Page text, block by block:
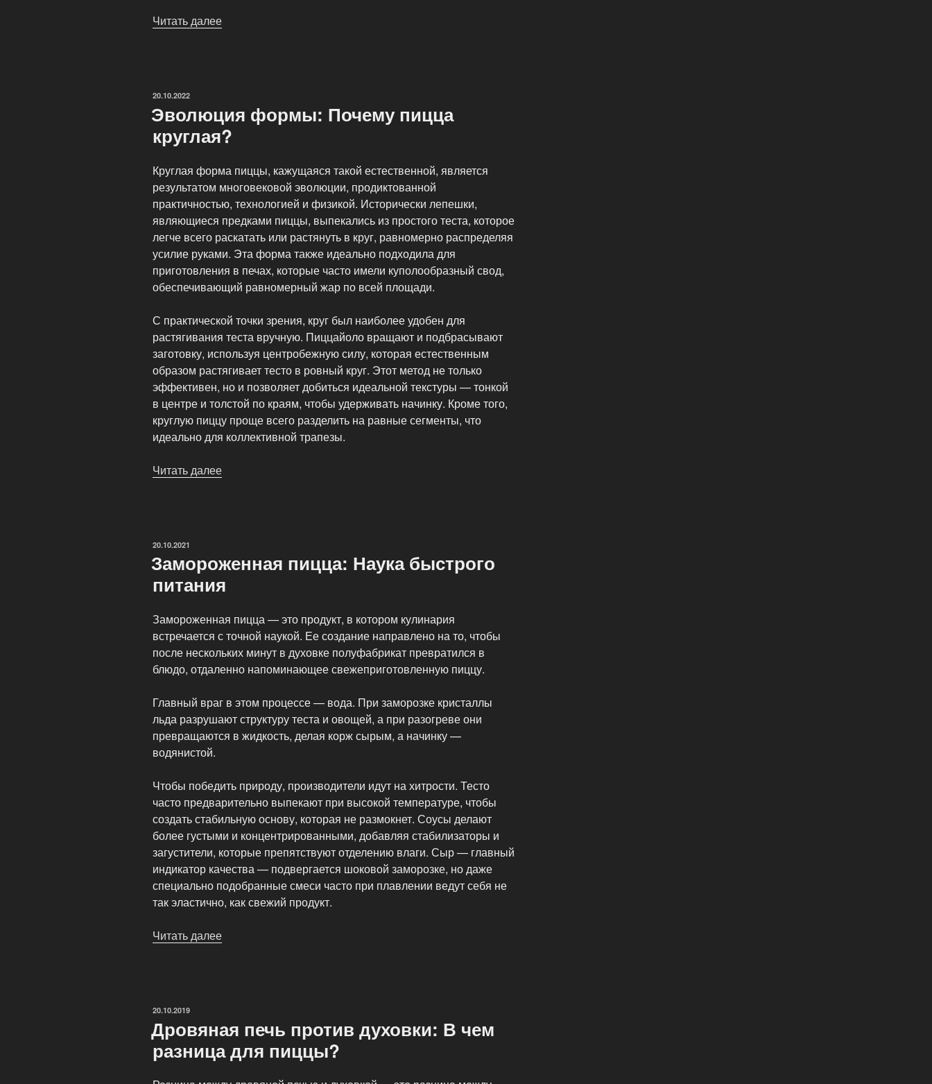
Читать далее
животных
продуктов»
ОПУБЛИКОВАНО
20.10.2022
Эволюция формы: Почему пицца
круглая?
Круглая форма пиццы, кажущаяся такой естественной, является
результатом многовековой эволюции, продиктованной
практичностью, технологией и физикой. Исторически лепешки,
являющиеся предками пиццы, выпекались из простого теста, которое
легче всего раскатать или растянуть в круг, равномерно распределяя
усилие руками. Эта форма также идеально подходила для
приготовления в печах, которые часто имели куполообразный свод,
обеспечивающий равномерный жар по всей площади.
С практической точки зрения, круг был наиболее удобен для
растягивания теста вручную. Пиццайоло вращают и подбрасывают
заготовку, используя центробежную силу, которая естественным
образом растягивает тесто в ровный круг. Этот метод не только
эффективен, но и позволяет добиться идеальной текстуры — тонкой
в центре и толстой по краям, чтобы удерживать начинку. Кроме того,
круглую пиццу проще всего разделить на равные сегменты, что
идеально для коллективной трапезы.
Читать далее
ОПУБЛИКОВАНО
20.10.2021
Замороженная пицца: Наука быстрого
питания
Замороженная пицца — это продукт, в котором кулинария
встречается с точной наукой. Ее создание направлено на то, чтобы
после нескольких минут в духовке полуфабрикат превратился в
блюдо, отдаленно напоминающее свежеприготовленную пиццу.
Главный враг в этом процессе — вода. При заморозке кристаллы
льда разрушают структуру теста и овощей, а при разогреве они
превращаются в жидкость, делая корж сырым, а начинку —
водянистой.
Чтобы победить природу, производители идут на хитрости. Тесто
часто предварительно выпекают при высокой температуре, чтобы
создать стабильную основу, которая не размокнет. Соусы делают
более густыми и концентрированными, добавляя стабилизаторы и
загустители, которые препятствуют отделению влаги. Сыр — главный
индикатор качества — подвергается шоковой заморозке, но даже
специально подобранные смеси часто при плавлении ведут себя не
так эластично, как свежий продукт.
Читать далее
ОПУБЛИКОВАНО
20.10.2019
Дровяная печь против духовки: В чем
разница для пиццы?